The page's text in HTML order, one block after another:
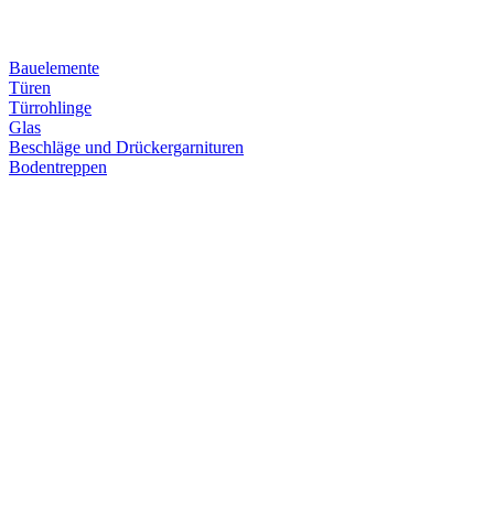
Bauelemente
Türen
Türrohlinge
Glas
Beschläge und Drückergarnituren
Bodentreppen